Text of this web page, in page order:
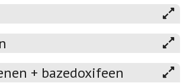
+ bazedoxifeen